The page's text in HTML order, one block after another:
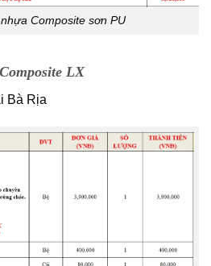
Composite sơn PU
LX
Bà Rịa